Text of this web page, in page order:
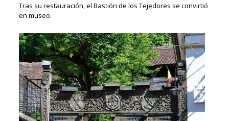
Tras su restauración, el Bastión de los Tejedores se convirtió
en museo.